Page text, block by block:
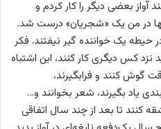
آواز بعضی دیگر را کار کردم و
در من یک «شجریان» درست شد.
حیطه یک خواننده گیر نیفتند. فکر
نزد کس دیگری کار کنند، این اشتباه
گوش کنند و فرابگیرند،
یاد بگیرند، شعر بخوانند و…
کنند تا بعد از چند سال اتفاقی